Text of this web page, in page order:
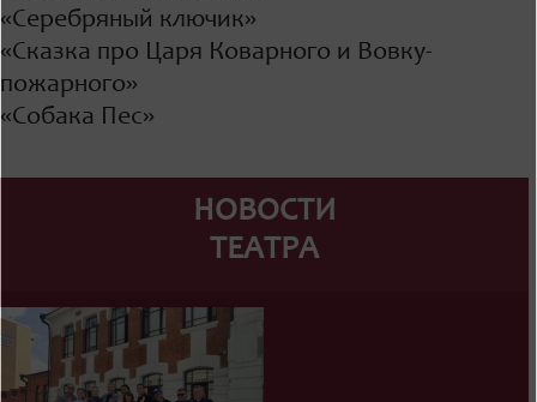
НОВОСТИ
ТЕАТРА
«Серебряный ключик»
«Сказка про Царя Коварного и Вовку-
пожарного»
«Собака Пес»